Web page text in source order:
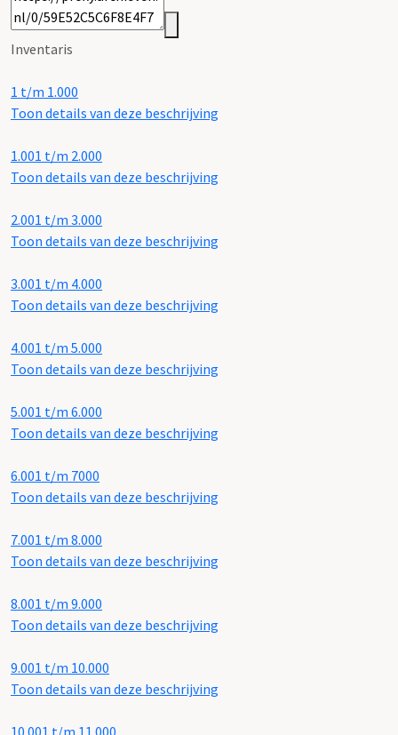
Inventaris
1 t/m 1.000
Toon details van deze beschrijving
1.001 t/m 2.000
Toon details van deze beschrijving
2.001 t/m 3.000
Toon details van deze beschrijving
3.001 t/m 4.000
Toon details van deze beschrijving
4.001 t/m 5.000
Toon details van deze beschrijving
5.001 t/m 6.000
Toon details van deze beschrijving
6.001 t/m 7000
Toon details van deze beschrijving
7.001 t/m 8.000
Toon details van deze beschrijving
8.001 t/m 9.000
Toon details van deze beschrijving
9.001 t/m 10.000
Toon details van deze beschrijving